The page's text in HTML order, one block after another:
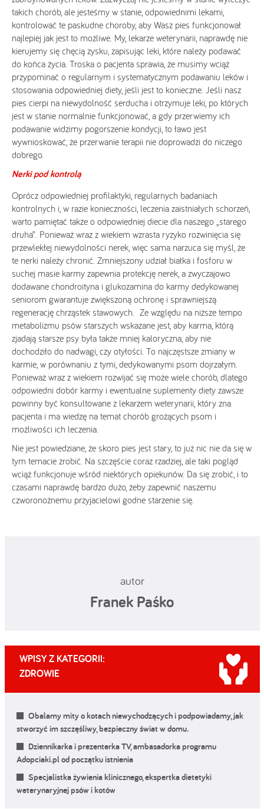
takich chorób, ale jesteśmy w stanie, odpowiednimi lekami,
kontrolować te paskudne choroby, aby Wasz pies funkcjonował
najlepiej jak jest to możliwe. My, lekarze weterynarii, naprawdę nie
kierujemy się chęcią zysku, zapisując leki, które należy podawać
do końca życia. Troska o pacjenta sprawia, że musimy wciąż
przypominać o regularnym i systematycznym podawaniu leków i
stosowania odpowiedniej diety, jeśli jest to konieczne. Jeśli nasz
pies cierpi na niewydolność serducha i otrzymuje leki, po których
jest w stanie normalnie funkcjonować, a gdy przerwiemy ich
podawanie widzimy pogorszenie kondycji, to ławo jest
wywnioskować, że przerwanie terapii nie doprowadzi do niczego
dobrego.
Nerki pod kontrolą
Oprócz odpowiedniej profilaktyki, regularnych badaniach
kontrolnych i, w razie konieczności, leczenia zaistniałych schorzeń,
warto pamiętać także o odpowiedniej diecie dla naszego „starego
druha”. Ponieważ wraz z wiekiem wzrasta ryzyko rozwinięcia się
przewlekłej niewydolności nerek, więc sama narzuca się myśl, że
te nerki należy chronić. Zmniejszony udział białka i fosforu w
suchej masie karmy zapewnia protekcję nerek, a zwyczajowo
dodawane chondroityna i glukozamina do karmy dedykowanej
seniorom gwarantuje zwiększoną ochronę i sprawniejszą
regenerację chrząstek stawowych. Ze względu na niższe tempo
metabolizmu psów starszych wskazane jest, aby karma, którą
zjadają starsze psy była także mniej kaloryczna, aby nie
dochodziło do nadwagi, czy otyłości. To najczęstsze zmiany w
karmie, w porównaniu z tymi, dedykowanymi psom dojrzałym.
Ponieważ wraz z wiekiem rozwijać się może wiele chorób, dlatego
odpowiedni dobór karmy i ewentualne suplementy diety zawsze
powinny być konsultowane z lekarzem weterynarii, który zna
pacjenta i ma wiedzę na temat chorób grożących psom i
możliwości ich leczenia.
Nie jest powiedziane, że skoro pies jest stary, to już nic nie da się w
tym temacie zrobić. Na szczęście coraz rzadziej, ale taki pogląd
wciąż funkcjonuje wśród niektórych opiekunów. Da się zrobić, i to
czasami naprawdę bardzo dużo, żeby zapewnić naszemu
czworonożnemu przyjacielowi godne starzenie się.
autor
Franek Paśko
WPISY Z KATEGORII:
ZDROWIE
Obalamy mity o kotach niewychodzących i podpowiadamy, jak
stworzyć im szczęśliwy, bezpieczny świat w domu.
Dziennikarka i prezenterka TV, ambasadorka programu
Adopciaki.pl od początku istnienia
Specjalistka żywienia klinicznego, ekspertka dietetyki
weterynaryjnej psów i kotów